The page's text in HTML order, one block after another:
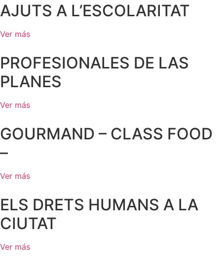
AJUTS A L’ESCOLARITAT
Ver más
PROFESIONALES DE LAS
PLANES
Ver más
GOURMAND – CLASS FOOD
–
Ver más
ELS DRETS HUMANS A LA
CIUTAT
Ver más